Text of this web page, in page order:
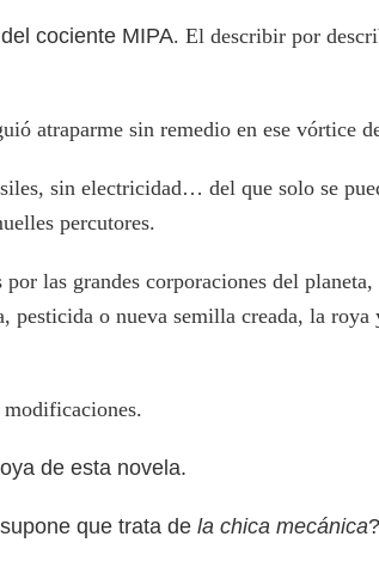
cociente MIPA. El describir por
atraparme sin remedio en ese vórtice
sin electricidad… del que solo se
percutores.
por las grandes corporaciones del
pesticida o nueva semilla creada, la
de esta novela.
que trata dela chica mecánica?